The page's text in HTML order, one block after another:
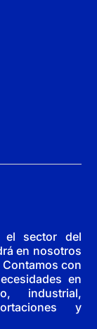
el sector del
en nosotros
con
en
industrial,
y